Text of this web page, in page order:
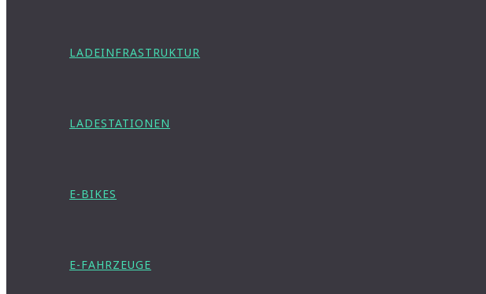
LADEINFRASTRUKTUR
LADESTATIONEN
E-BIKES
E-FAHRZEUGE